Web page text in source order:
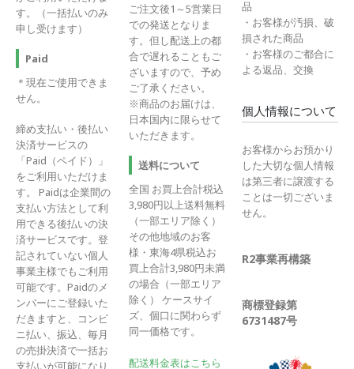
す。（一括払いのみ
申し受けます）
Paid
＊現在ご使用できま
せん。
締め支払い・後払い
決済サービスの
「Paid（ペイド）」
をご利用いただけま
す。 Paidは企業間の
支払い方法として利
用できる後払いの決
済サービスです。登
記されていない個人
事業主様でもご利用
可能です。Paidのメ
ンバーにご登録いた
だきますと、コンビ
ニ払い、振込、毎月
の売掛決済で一括お
支払いが可能になり
ご注文後1～5営業日
での発送となりま
す。但し配送上の都
合で遅れることもご
ざいますので、予め
ご了承ください。
※商品のお届けは、
日本国内に限らせて
いただきます。
送料について
全国 お買上合計税込
3,980円以上送料無料
（一部エリア除く）
その他地域のお客
様・東海4県税込お
買上合計3,980円未満
の場合（一部エリア
除く） ケースサイ
ズ、個口に関わらず
同一価格です。
配送料金表はこちら
品
・お客様が汚損、破
損された商品
・お客様のご都合に
よる返品、交換
個人情報について
お客様からお預かり
した大切な個人情報
は第三者に譲渡する
ことは一切ございま
せん。
R2事業再構築
商標登録第
6731487号